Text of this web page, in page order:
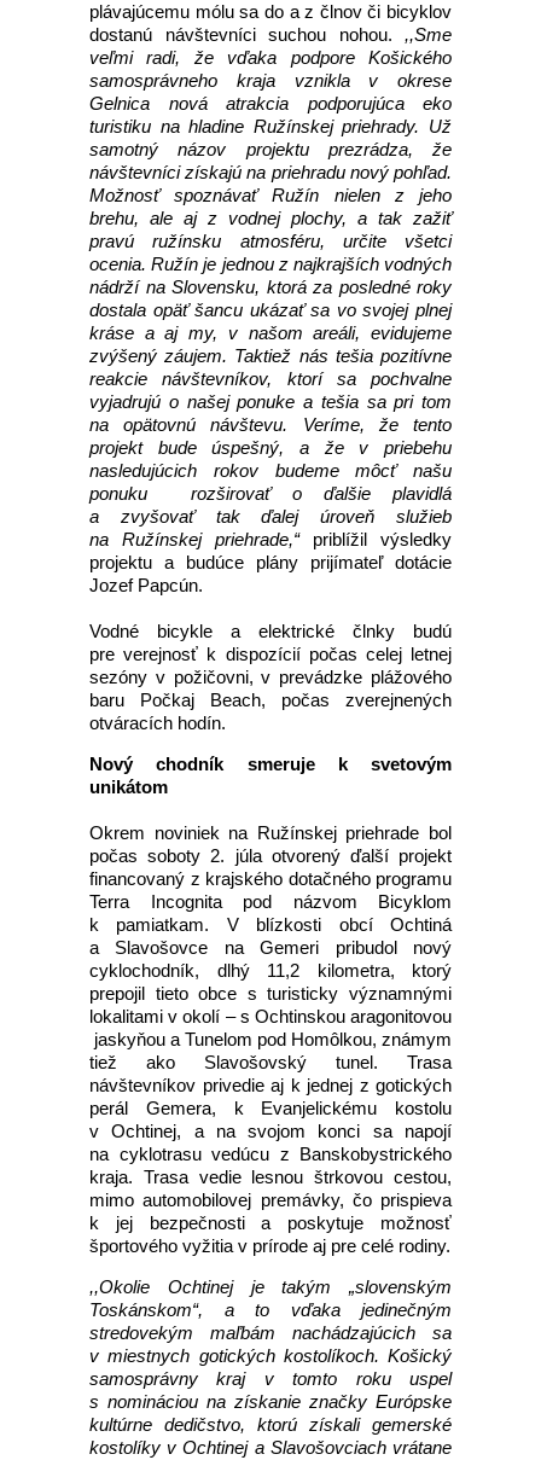
plávajúcemu mólu sa do a z člnov či bicyklov
dostanú návštevníci suchou nohou. ,,Sme
veľmi radi, že vďaka podpore Košického
samosprávneho kraja vznikla v okrese
Gelnica nová atrakcia podporujúca eko
turistiku na hladine Ružínskej priehrady. Už
samotný názov projektu prezrádza, že
návštevníci získajú na priehradu nový pohľad.
Možnosť spoznávať Ružín nielen z jeho
brehu, ale aj z vodnej plochy, a tak zažiť
pravú ružínsku atmosféru, určite všetci
ocenia. Ružín je jednou z najkrajších vodných
nádrží na Slovensku, ktorá za posledné roky
dostala opäť šancu ukázať sa vo svojej plnej
kráse a aj my, v našom areáli, evidujeme
zvýšený záujem. Taktiež nás tešia pozitívne
reakcie návštevníkov, ktorí sa pochvalne
vyjadrujú o našej ponuke a tešia sa pri tom
na opätovnú návštevu. Veríme, že tento
projekt bude úspešný, a že v priebehu
nasledujúcich rokov budeme môcť našu
ponuku rozširovať o ďalšie plavidlá
a zvyšovať tak ďalej úroveň služieb
na Ružínskej priehrade,“priblížil výsledky
projektu a budúce plány prijímateľ dotácie
Jozef Papcún.
Vodné bicykle a elektrické člnky budú
pre verejnosť k dispozícií počas celej letnej
sezóny v požičovni, v prevádzke plážového
baru Počkaj Beach, počas zverejnených
otváracích hodín.
Nový chodník smeruje k svetovým
unikátom
Okrem noviniek na Ružínskej priehrade bol
počas soboty 2. júla otvorený ďalší projekt
financovaný z krajského dotačného programu
Terra Incognita pod názvom Bicyklom
k pamiatkam. V blízkosti obcí Ochtiná
a Slavošovce na Gemeri pribudol nový
cyklochodník, dlhý 11,2 kilometra, ktorý
prepojil tieto obce s turisticky významnými
lokalitami v okolí – s Ochtinskou aragonitovou
jaskyňou a Tunelom pod Homôlkou, známym
tiež ako Slavošovský tunel. Trasa
návštevníkov privedie aj k jednej z gotických
perál Gemera, k Evanjelickému kostolu
v Ochtinej, a na svojom konci sa napojí
na cyklotrasu vedúcu z Banskobystrického
kraja. Trasa vedie lesnou štrkovou cestou,
mimo automobilovej premávky, čo prispieva
k jej bezpečnosti a poskytuje možnosť
športového vyžitia v prírode aj pre celé rodiny.
,,Okolie Ochtinej je takým „slovenským
Toskánskom“, a to vďaka jedinečným
stredovekým maľbám nachádzajúcich sa
v miestnych gotických kostolíkoch. Košický
samosprávny kraj v tomto roku uspel
s nomináciou na získanie značky Európske
kultúrne dedičstvo, ktorú získali gemerské
kostolíky v Ochtinej a Slavošovciach vrátane